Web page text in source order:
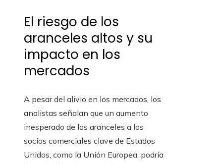
El riesgo de los
aranceles altos y su
impacto en los
mercados
A pesar del alivio en los mercados, los
analistas señalan que un aumento
inesperado de los aranceles a los
socios comerciales clave de Estados
Unidos, como la Unión Europea, podría